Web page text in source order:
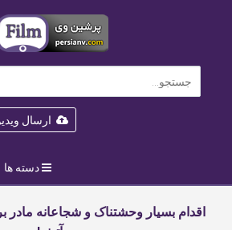
ارسال
دسته ها
اقدام بسیار وحشتناک و شجاعانه مادر